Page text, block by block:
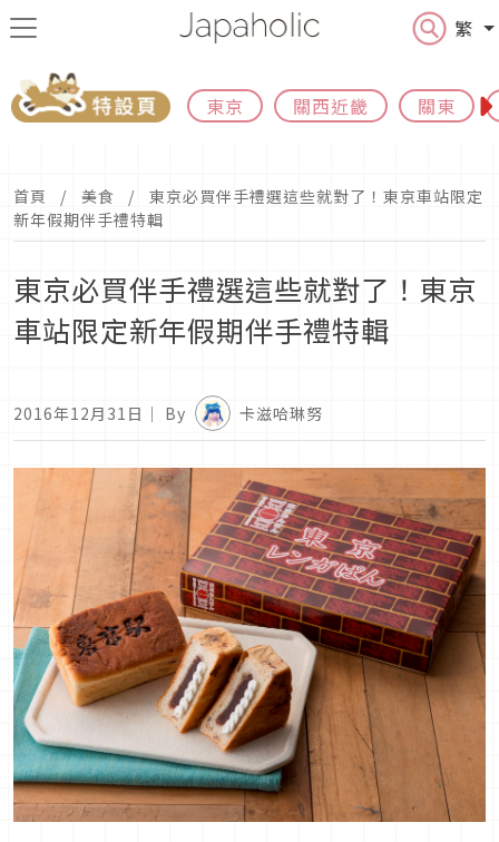
繁
東京 關西近畿 關東
首頁 美食
東京必買伴手禮選這些就對了！東京車站限定
新年假期伴手禮特輯
東京必買伴手禮選這些就對了！東京
車站限定新年假期伴手禮特輯
2016年12月31日 ｜ By 卡滋哈琳努